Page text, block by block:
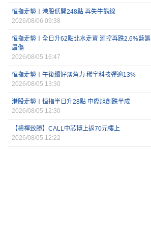
恒指走勢丨港股低開248點 再失牛熊線
2026/08/06 09:38
恒指走勢丨全日升62點北水走資 滙控再跌2.6%藍籌
最傷
2026/08/05 16:47
恒指走勢丨午後續好淡角力 稀宇科技彈逾13%
2026/08/05 13:30
港股走勢丨恒指半日升28點 中際旭創跌半成
2026/08/05 12:30
【槓桿致勝】CALL中芯博上返70元樓上
2026/08/05 12:22